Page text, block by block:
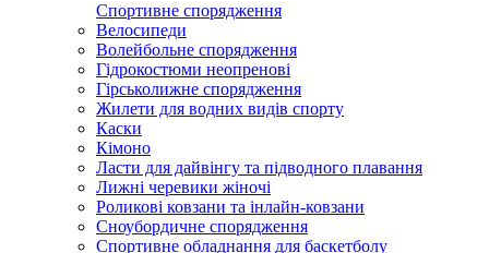
Спортивне спорядження
Велосипеди
Волейбольне спорядження
Гідрокостюми неопренові
Гірськолижне спорядження
Жилети для водних видів спорту
Каски
Кімоно
Ласти для дайвінгу та підводного плавання
Лижні черевики жіночі
Роликові ковзани та інлайн-ковзани
Сноубордичне спорядження
Спортивне обладнання для баскетболу